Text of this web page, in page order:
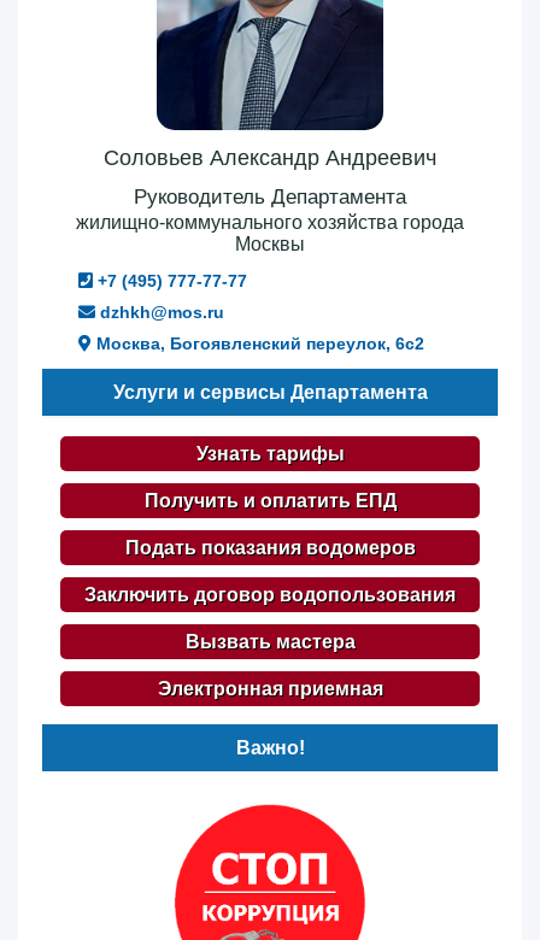
Соловьев Александр Андреевич
Руководитель Департамента
жилищно-коммунального хозяйства города
Москвы
+7 (495) 777-77-77
dzhkh@mos.ru
Москва, Богоявленский переулок, 6с2
Услуги и сервисы Департамента
Узнать тарифы
Получить и оплатить ЕПД
Подать показания водомеров
Заключить договор водопользования
Вызвать мастера
Электронная приемная
Важно!